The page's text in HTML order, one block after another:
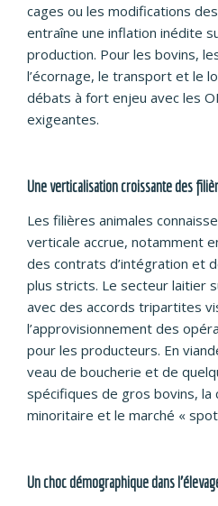
cages ou les modifications
entraîne une inflation inédite
production. Pour les bovins,
l’écornage, le transport et le
débats à fort enjeu avec les
exigeantes.
Une verticalisation croissante des
Les filières animales
verticale accrue, notamment
des contrats d’intégration et
plus stricts. Le secteur laitier
avec des accords tripartites
l’approvisionnement des
pour les producteurs. En
veau de boucherie et de
spécifiques de gros bovins,
minoritaire et le marché «
Un choc démographique dans